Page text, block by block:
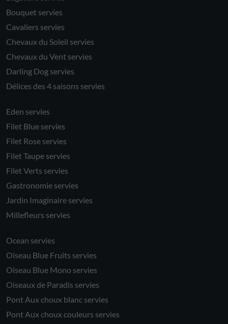
Bouquet servies
Cavaliers servies
Chevaux du Soleil servies
Chevaux du Vent servies
Darling Dog servies
Délices des 4 saisons servies
Eden servies
Filet Blue servies
Filet Rose servies
Filet Taupe servies
Filet Verts servies
Gastronomie servies
Jardin Imaginaire servies
Millefleurs servies
Ocean servies
Oiseau Blue Fruits servies
Oiseau Blue Mono servies
Oiseaux de Paradis servies
Pont Aux choux blanc servies
Pont Aux choux couleurs servies